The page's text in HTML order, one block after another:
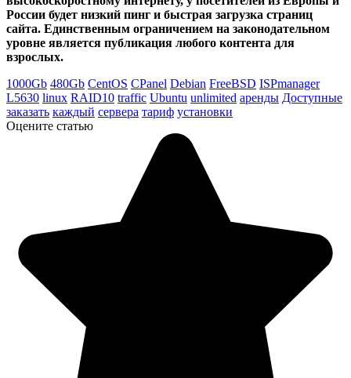
России будет низкий пинг и быстрая загрузка страниц
сайта. Единственным ограничением на законодательном
уровне является публикация любого контента для
взрослых.
1000Gb 480Gb CentOS CPanel Debian FreeBSD ISPmanager
L5630 linux RAID10 traffic Ubuntu unlimited аренды Доступные
заказать каждый сервера тариф установки
Оцените статью